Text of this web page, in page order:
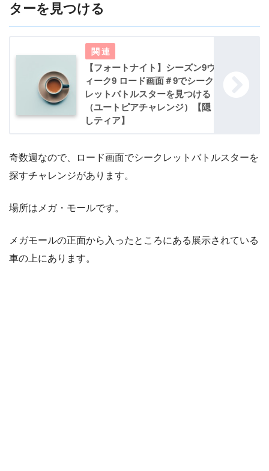
ターを見つける
【フォートナイト】シーズン9ウ
ィーク9 ロード画面＃9でシーク
レットバトルスターを見つける
（ユートピアチャレンジ）【隠
しティア】
奇数週なので、ロード画面でシークレットバトルスターを
探すチャレンジがあります。
場所はメガ・モールです。
メガモールの正面から入ったところにある展示されている
車の上にあります。